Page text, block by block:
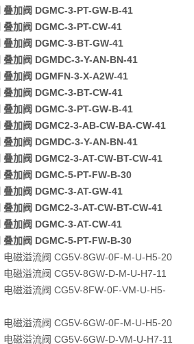
加阀 DGMC-3-PT-GW-B-41
加阀 DGMC-3-PT-CW-41
加阀 DGMC-3-BT-GW-41
加阀 DGMDC-3-Y-AN-BN-41
加阀 DGMFN-3-X-A2W-41
加阀 DGMC-3-BT-CW-41
加阀 DGMC-3-PT-GW-B-41
加阀 DGMC2-3-AB-CW-BA-CW-41
加阀 DGMDC-3-Y-AN-BN-41
加阀 DGMC2-3-AT-CW-BT-CW-41
加阀 DGMC-5-PT-FW-B-30
加阀 DGMC-3-AT-GW-41
加阀 DGMC2-3-AT-CW-BT-CW-41
加阀 DGMC-3-AT-CW-41
加阀 DGMC-5-PT-FW-B-30
磁溢流阀 CG5V-8GW-0F-M-U-H5-20
磁溢流阀 CG5V-8GW-D-M-U-H7-11
磁溢流阀 CG5V-8FW-0F-VM-U-H5-
磁溢流阀 CG5V-6GW-0F-M-U-H5-20
磁溢流阀 CG5V-6GW-D-VM-U-H7-11